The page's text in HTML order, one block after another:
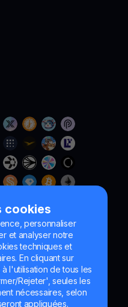
cookies
personnaliser
et analyser notre
techniques et
En cliquant sur
l'utilisation de tous les
Rejeter', seules les
nécessaires, selon
appliquées.